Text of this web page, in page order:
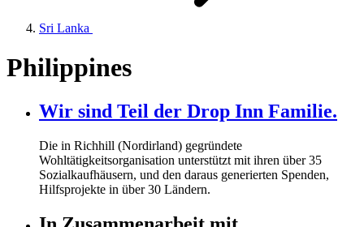
Sri Lanka
Philippines
Wir sind Teil der Drop Inn Familie.
Die in Richhill (Nordirland) gegründete
Wohltätigkeitsorganisation unterstützt mit ihren über35
Sozialkaufhäusern, und den daraus generierten Spenden,
Hilfsprojekte in über30 Ländern.